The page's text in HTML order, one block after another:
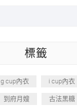
標籤
g cup內衣 i cup內衣
到府月嫂 古法黑糖